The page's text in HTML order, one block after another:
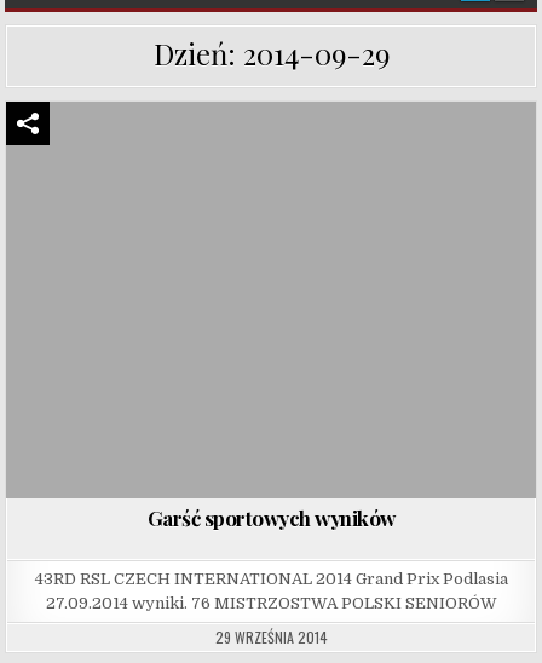
Dzień: 2014-09-29
Garść sportowych wyników
43RD RSL CZECH INTERNATIONAL 2014 Grand Prix Podlasia
27.09.2014 wyniki. 76 MISTRZOSTWA POLSKI SENIORÓW
29 WRZEŚNIA 2014